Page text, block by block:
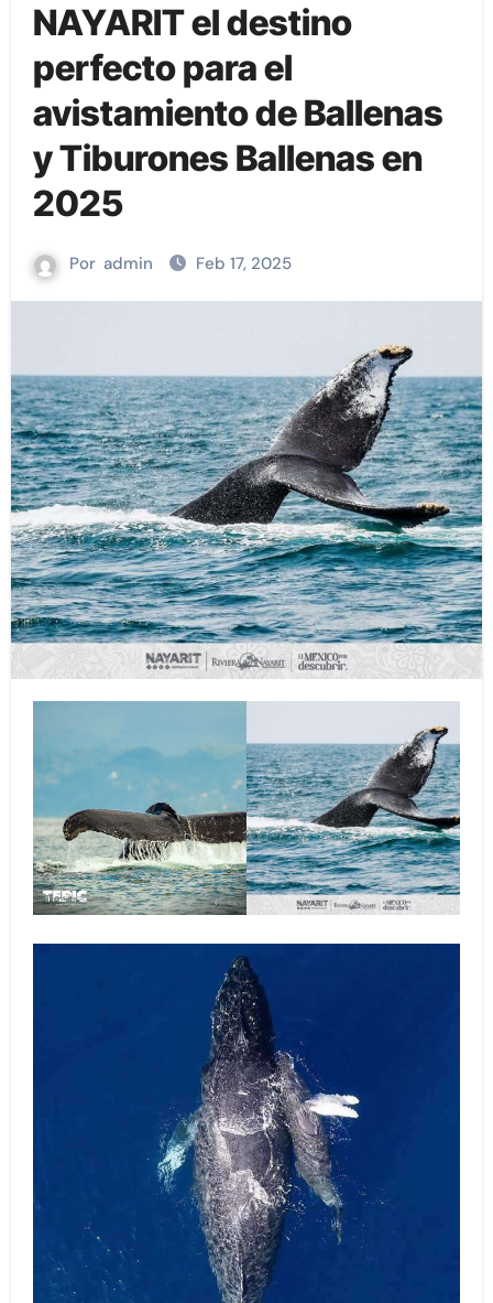
NAYARIT el destino
perfecto para el
avistamiento de Ballenas
y Tiburones Ballenas en
2025
Por admin Feb 17, 2025